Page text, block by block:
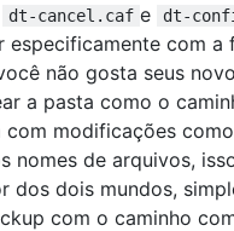
dt-cancel.caf e dt-
especificamente com
não gosta seus
a pasta como o
com modificações
nomes de arquivos,
dos dois mundos,
com o caminho